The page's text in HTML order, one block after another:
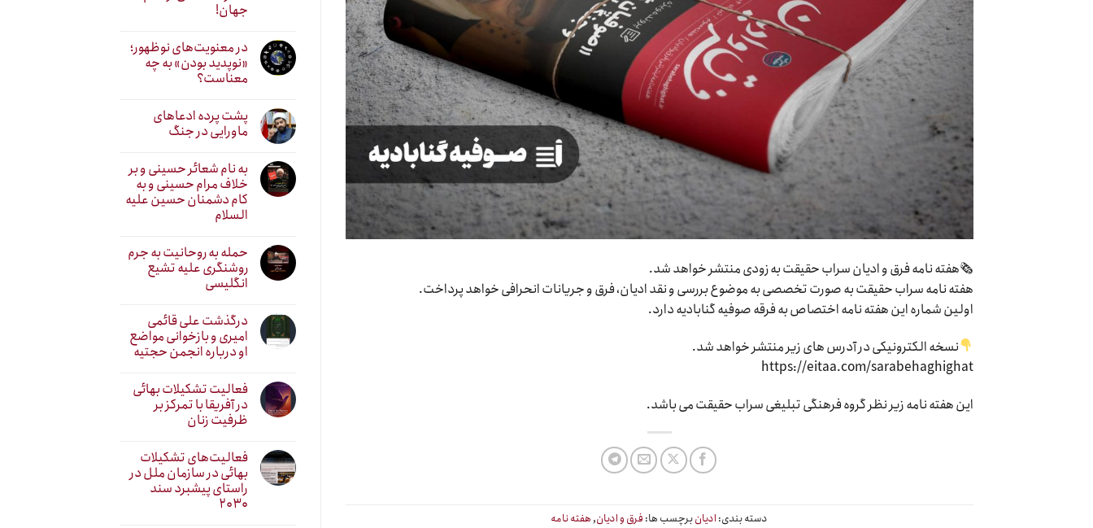
🗞هفته نامه فرق و ادیان سراب حقیقت به زودی منتشر خواهد شد.
هفته نامه سراب حقیقت به صورت تخصصی به موضوع بررسی و نقد ادیان، فرق و جریانات انحرافی خواهد پرداخت.
اولین شماره این هفته نامه اختصاص به فرقه صوفیه گنابادیه دارد.
نسخه الکترونیکی در آدرس های زیر منتشر خواهد شد.
https://eitaa.com/sarabehaghighat
این هفته نامه زیر نظر گروه فرهنگی تبلیغی سراب حقیقت می باشد.
دسته بندی: ادیانبرچسب ها: فرق و ادیان,هفته نامه
جهان!
در معنویت‌های نوظهور؛
«نوپدید بودن» به چه
معناست؟
پشت پرده ادعاهای
ماورایی در جنگ
به نام شعائر حسینی و بر
خلاف مرام حسینی و به
کام دشمنان حسین علیه
السلام
حمله به روحانیت به جرم
روشنگری علیه تشیع
انگلیسی
درگذشت علی قائمی
امیری و بازخوانی مواضع
او درباره انجمن حجتیه
فعالیت تشکیلات بهائی
در آفریقا با تمرکز بر
ظرفیت زنان
فعالیت‌های تشکیلات
بهائی در سازمان ملل در
راستای پیشبرد سند
۲۰۳۰